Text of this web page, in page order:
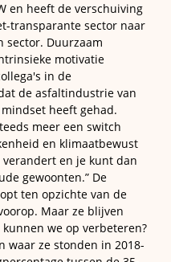
en heeft de verschuiving
transparante sector naar
sector. Duurzaam
motivatie
in de
de asfaltindustrie van
heeft gehad.
meer een switch
en klimaatbewust
en je kunt dan
gewoonten.” De
ten opzichte van de
Maar ze blijven
we op verbeteren?
waar ze stonden in 2018-